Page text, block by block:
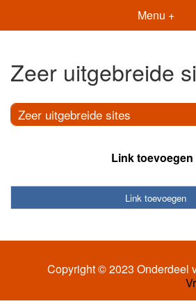
Menu +
Zeer uitgebreide
Zeer uitgebreide sites
Link toevoegen
Link toevoegen
Copyright © 2023 Onderdeel